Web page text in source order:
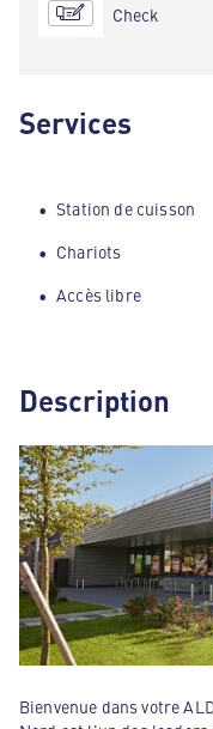
Check
Services
Station de cuisson
Chariots
Accès libre
Description
Bienvenue dans votre